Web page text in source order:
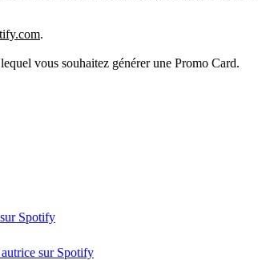
.
vous souhaitez générer une Promo Card.
Spotify
sur Spotify